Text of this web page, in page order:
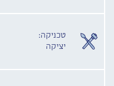
טכניקה:
יציקה